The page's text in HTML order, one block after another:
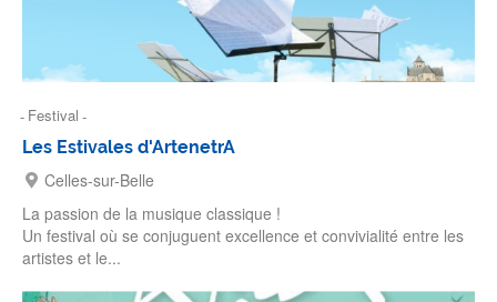
Festival
Les Estivales d'ArtenetrA
Celles-sur-Belle
La passion de la musique classique !
Un festival où se conjuguent excellence et convivialité entre les
artistes et le...